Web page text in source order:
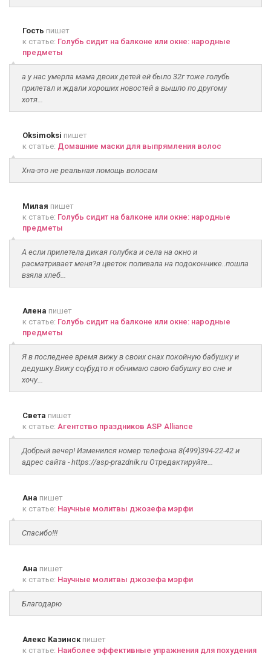
Гость пишет
к статье: Голубь сидит на балконе или окне: народные
предметы
а у нас умерла мама двоих детей ей было 32г тоже голубь
прилетал и ждали хороших новостей а вышло по другому
хотя...
Oksimoksi пишет
к статье: Домашние маски для выпрямления волос
Хна-это не реальная помощь волосам
Милая пишет
к статье: Голубь сидит на балконе или окне: народные
предметы
А если прилетела дикая голубка и села на окно и
расматривает меня?я цветок поливала на подоконнике..пошла
взяла хлеб...
Алена пишет
к статье: Голубь сидит на балконе или окне: народные
предметы
Я в последнее время вижу в своих снах покойную бабушку и
дедушку.Вижу соң, будто я обнимаю свою бабушку во сне и
хочу...
Света пишет
к статье: Агентство праздников ASP Alliance
Добрый вечер! Изменился номер телефона 8(499)394-22-42 и
адрес сайта - https://asp-prazdnik.ru Отредактируйте...
Ана пишет
к статье: Научные молитвы джозефа мэрфи
Спасибо!!!
Ана пишет
к статье: Научные молитвы джозефа мэрфи
Благодарю
Алекс Казинскпишет
к статье: Наиболее эффективные упражнения для похудения